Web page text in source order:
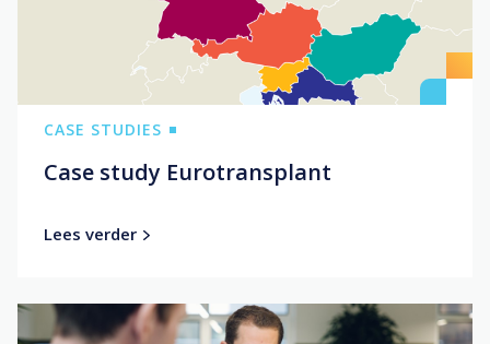
CASE STUDIES
Case study Eurotransplant
Lees verder